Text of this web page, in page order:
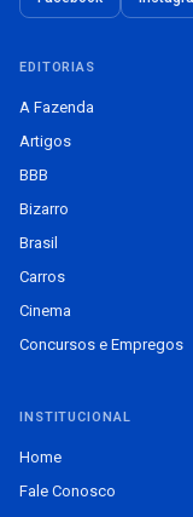
EDITORIAS
A Fazenda
Artigos
BBB
Bizarro
Brasil
Carros
Cinema
Concursos e Empregos
INSTITUCIONAL
Home
Fale Conosco